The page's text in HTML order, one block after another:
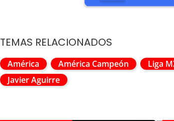
TEMAS RELACIONADOS
América América Campeón Liga
Javier Aguirre